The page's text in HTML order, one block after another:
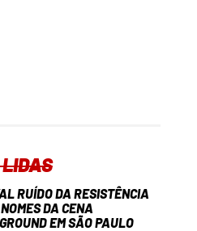
RUÍDO DA RESISTÊNCIA
DA CENA
EM SÃO PAULO